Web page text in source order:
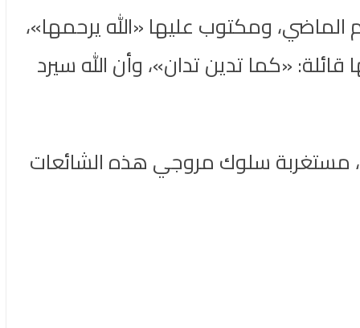
الماضي، ومكتوب عليها «الله يرحمها»،
«كما تدين تدان»، وأن الله سيرد
مستغربة سلوك مروجي هذه الشائعات